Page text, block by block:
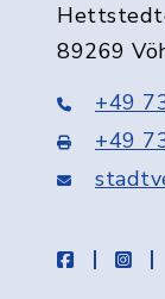
89269
+49
+49
facebook